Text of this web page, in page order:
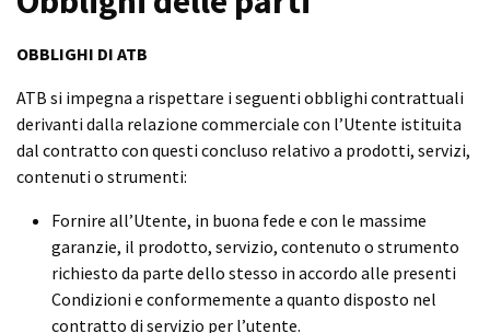
OBBLIGHI DI ATB
ATB si impegna a rispettare i seguenti obblighi contrattuali
derivanti dalla relazione commerciale con l’Utente istituita
dal contratto con questi concluso relativo a prodotti, servizi,
contenuti o strumenti:
Fornire all’Utente, in buona fede e con le massime
garanzie, il prodotto, servizio, contenuto o strumento
richiesto da parte dello stesso in accordo alle presenti
Condizioni e conformemente a quanto disposto nel
contratto di servizio per l’utente.